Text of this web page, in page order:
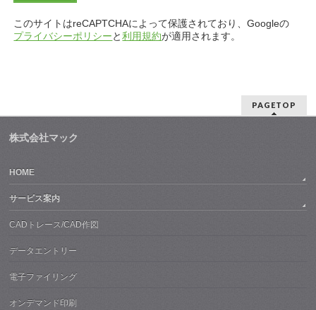
このサイトはreCAPTCHAによって保護されており、Googleの
プライバシーポリシーと利用規約が適用されます。
PAGETOP
株式会社マック
HOME
サービス案内
CADトレース/CAD作図
データエントリー
電子ファイリング
オンデマンド印刷